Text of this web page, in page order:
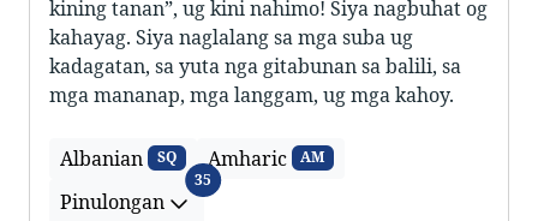
kining tanan”, ug kini nahimo! Siya nagbuhat og
kahayag. Siya naglalang sa mga suba ug
kadagatan, sa yuta nga gitabunan sa balili, sa
mga mananap, mga langgam, ug mga kahoy.
Albanian SQ Amharic AM
Pinulongan
35 Pinulongan